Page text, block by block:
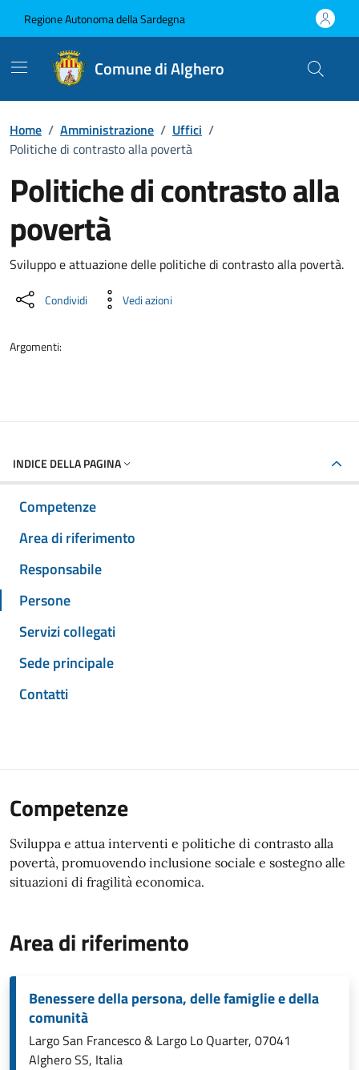
Regione Autonoma della Sardegna
Comune di Alghero
Home / Amministrazione / Uffici /
Politiche di contrasto alla povertà
Politiche di contrasto alla
povertà
Dettaglio dell'unità
Sviluppo e attuazione delle politiche di contrasto alla povertà.
Condividi Vedi azioni
Argomenti:
INDICE DELLA PAGINA
Competenze
Area di riferimento
Responsabile
Persone
Servizi collegati
Sede principale
Contatti
Competenze
Sviluppa e attua interventi e politiche di contrasto alla
povertà, promuovendo inclusione sociale e sostegno alle
situazioni di fragilità economica.
Area di riferimento
Benessere della persona, delle famiglie e della
comunità
Largo San Francesco & Largo Lo Quarter, 07041
Alghero SS, Italia